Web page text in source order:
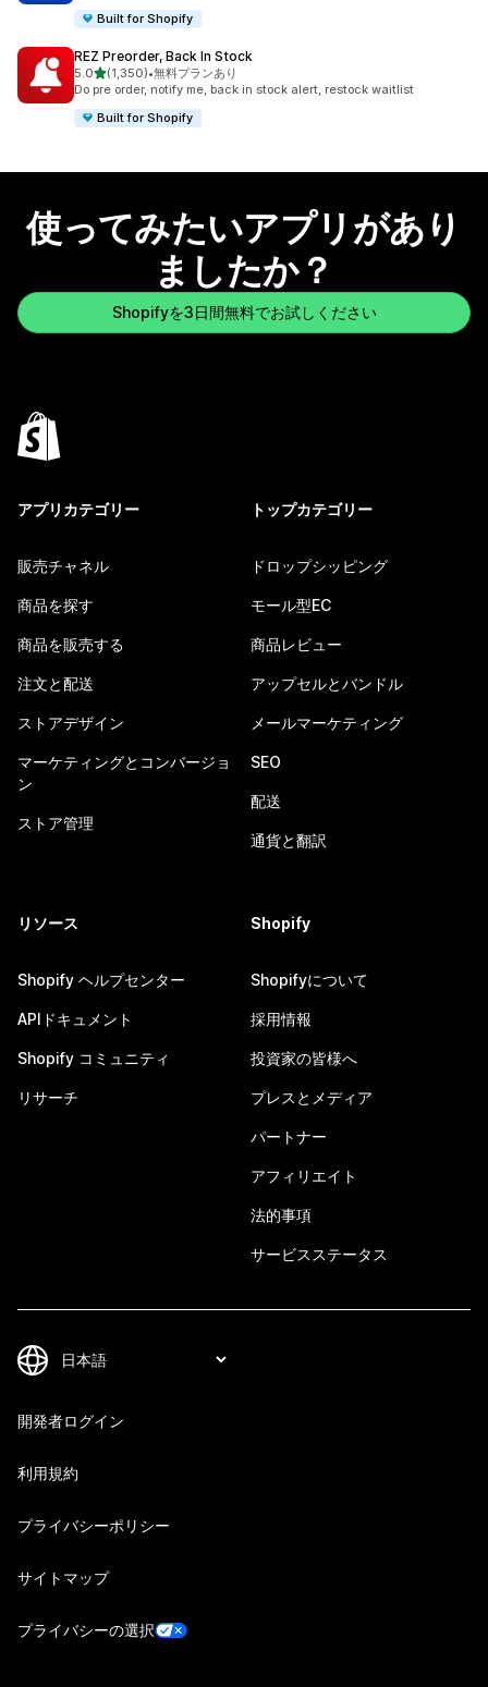
Built for Shopify
REZ Preorder, Back In Stock
5.05つ星中
(1,350)
合計レビュー数：1350件
•無料プランあり
Do pre order, notify me, back in stock alert, restock waitlist
Built for Shopify
使ってみたいアプリがあり
ましたか？
Shopifyを3日間無料でお試しください
アプリカテゴリー
販売チャネル
商品を探す
商品を販売する
注文と配送
ストアデザイン
マーケティングとコンバージョ
ン
ストア管理
トップカテゴリー
ドロップシッピング
モール型EC
商品レビュー
アップセルとバンドル
メールマーケティング
SEO
配送
通貨と翻訳
リソース
Shopify ヘルプセンター
APIドキュメント
Shopify コミュニティ
リサーチ
Shopify
Shopifyについて
採用情報
投資家の皆様へ
プレスとメディア
パートナー
アフィリエイト
法的事項
サービスステータス
開発者ログイン
利用規約
プライバシーポリシー
サイトマップ
プライバシーの選択